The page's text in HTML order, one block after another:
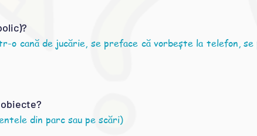
o cană de jucărie, se preface că vorbește la telefon,
din parc sau pe scări)